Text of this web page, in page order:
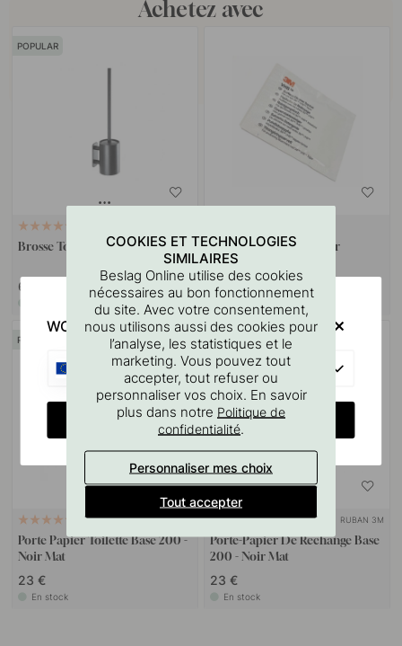
Achetez avec
POPULAR
Brosse Toilette Solid - Noir Mat
63.50 €
Lingette Nettoyante Pour
Surfaces 3M
3.60 €
POPULAR
91 RUBAN 3M
Porte Papier Toilette Base 200 -
Noir Mat
23 €
En stock
14 RUBAN 3M
Porte-Papier De Rechange Base
200 - Noir Mat
23 €
En stock
COOKIES ET TECHNOLOGIES
SIMILAIRES
Beslag Online utilise des cookies
nécessaires au bon fonctionnement
du site. Avec votre consentement,
nous utilisons aussi des cookies pour
l’analyse, les statistiques et le
marketing. Vous pouvez tout
accepter, tout refuser ou
personnaliser vos choix. En savoir
plus dans notre Politique de
confidentialité.
Personnaliser mes choix
Tout accepter
WOULD YOU RATHER VISIT?
CHANGE COUNTRY